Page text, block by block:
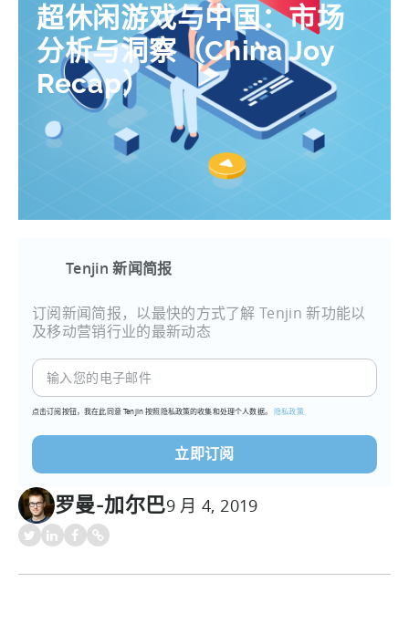
超休闲游戏与中国：市场
分析与洞察（China Joy
Recap）
Tenjin 新闻简报
订阅新闻简报，以最快的方式了解 Tenjin 新功能以
及移动营销行业的最新动态
点击订阅按钮，我在此同意 Tenjin 按照隐私政策的收集和处理个人数据。隐私政策
罗曼-加尔巴9 月 4, 2019